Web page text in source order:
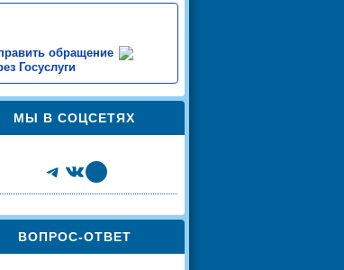
обращение
Госуслуги
МЫ В СОЦСЕТЯХ
Telegram
VKShare Icon
ВОПРОС-ОТВЕТ